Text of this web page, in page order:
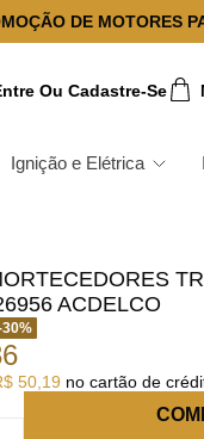
DE MOTORES
Ou Cadastre-Se
Ignição e Elétrica
ACDELCO
30%
50 19 no cartão de